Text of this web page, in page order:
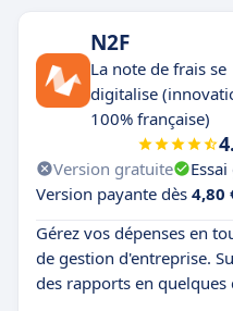
N2F
La note de frais se
digitalise
100% française)
Version gratuite
Version payante dès 4,80
Gérez vos dépenses en
de gestion d'entreprise.
des rapports en quelques